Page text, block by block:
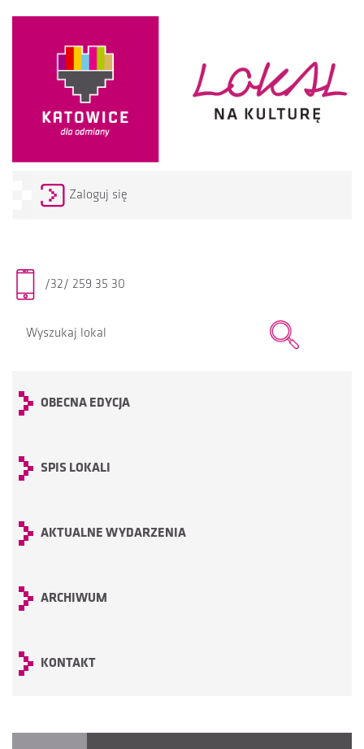
Zaloguj się
/32/ 259 35 30
OBECNA EDYCJA
SPIS LOKALI
AKTUALNE WYDARZENIA
ARCHIWUM
KONTAKT